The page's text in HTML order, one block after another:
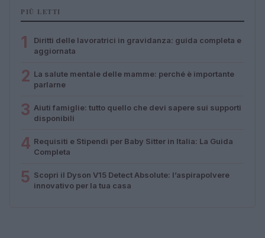
PIÙ LETTI
1
Diritti delle lavoratrici in gravidanza: guida completa e
aggiornata
2 La salute mentale delle mamme: perché è importante
parlarne
3 Aiuti famiglie: tutto quello che devi sapere sui supporti
disponibili
4 Requisiti e Stipendi per Baby Sitter in Italia: La Guida
Completa
5 Scopri il Dyson V15 Detect Absolute: l’aspirapolvere
innovativo per la tua casa